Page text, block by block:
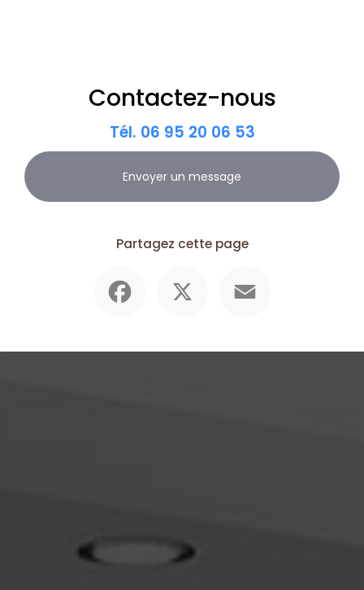
Contactez-nous
Tél. 06 95 20 06 53
Envoyer un message
Partagez cette page